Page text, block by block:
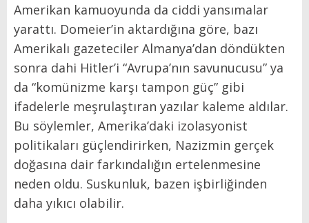
Amerikan kamuoyunda da ciddi yansımalar
yarattı. Domeier’in aktardığına göre, bazı
Amerikalı gazeteciler Almanya’dan döndükten
sonra dahi Hitler’i “Avrupa’nın savunucusu” ya
da “komünizme karşı tampon güç” gibi
ifadelerle meşrulaştıran yazılar kaleme aldılar.
Bu söylemler, Amerika’daki izolasyonist
politikaları güçlendirirken, Nazizmin gerçek
doğasına dair farkındalığın ertelenmesine
neden oldu. Suskunluk, bazen işbirliğinden
daha yıkıcı olabilir.